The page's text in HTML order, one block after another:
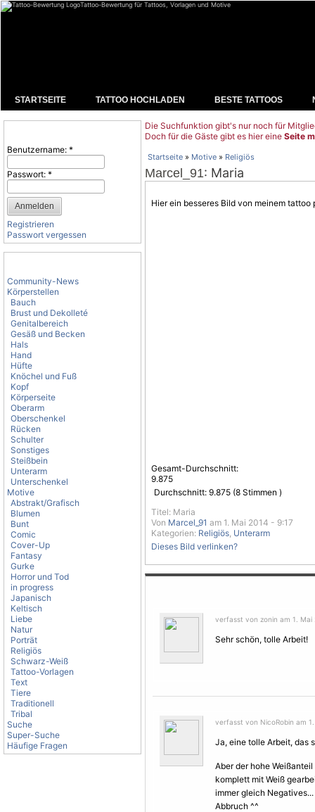
Tattoo-Bewertung für Tattoos, Vorlagen und Motive
STARTSEITE TATTOO HOCHLADEN BESTE TATTOOS
Benutzername: *
Passwort: *
Registrieren
Passwort vergessen
Community-News
Körperstellen
Bauch
Brust und Dekolleté
Genitalbereich
Gesäß und Becken
Hals
Hand
Hüfte
Knöchel und Fuß
Kopf
Körperseite
Oberarm
Oberschenkel
Rücken
Schulter
Sonstiges
Steißbein
Unterarm
Unterschenkel
Motive
Abstrakt/Grafisch
Blumen
Bunt
Comic
Cover-Up
Fantasy
Gurke
Horror und Tod
in progress
Japanisch
Keltisch
Liebe
Natur
Porträt
Religiös
Schwarz-Weiß
Tattoo-Vorlagen
Text
Tiere
Traditionell
Tribal
Suche
Super-Suche
Häufige Fragen
Die Suchfunktion gibt's nur noch für
Doch für die Gäste gibt es hier eine Seite
Startseite » Motive » Religiös
Marcel_91: Maria
Hier ein besseres Bild von meinem
Gesamt-Durchschnitt:
9.875
Durchschnitt: 9.875 (8 Stimmen )
Titel: Maria
Von Marcel_91 am 1. Mai 2014 - 9:17
Kategorien: Religiös, Unterarm
Dieses Bild verlinken?
verfasst von zonin am 1. Mai
Sehr schön, tolle Arbeit!
verfasst von NicoRobin am
Ja, eine tolle Arbeit, das
Aber der hohe
komplett mit Weiß
immer gleich
Abbruch ^^